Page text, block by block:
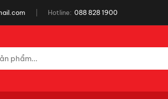
Hotline: 088 828 1900